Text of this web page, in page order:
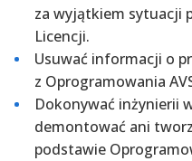
za wyjątkiem sytuacji
Licencji.
Usuwać informacji o
z Oprogramowania
Dokonywać inżynierii
demontować ani
podstawie